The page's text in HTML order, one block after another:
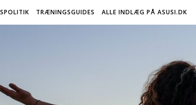
TRÆNINGSGUIDES ALLE INDLÆG PÅ ASUSI.DK